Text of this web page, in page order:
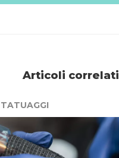
Articoli correlati